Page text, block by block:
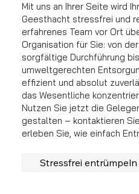
Mit uns an Ihrer Seite wird
Geesthacht stressfrei und
erfahrenes Team vor Ort
Organisation für Sie: von
sorgfältige Durchführung
umweltgerechten
effizient und absolut
das Wesentliche
Nutzen Sie jetzt die
gestalten – kontaktieren
erleben Sie, wie einfach
Stressfrei